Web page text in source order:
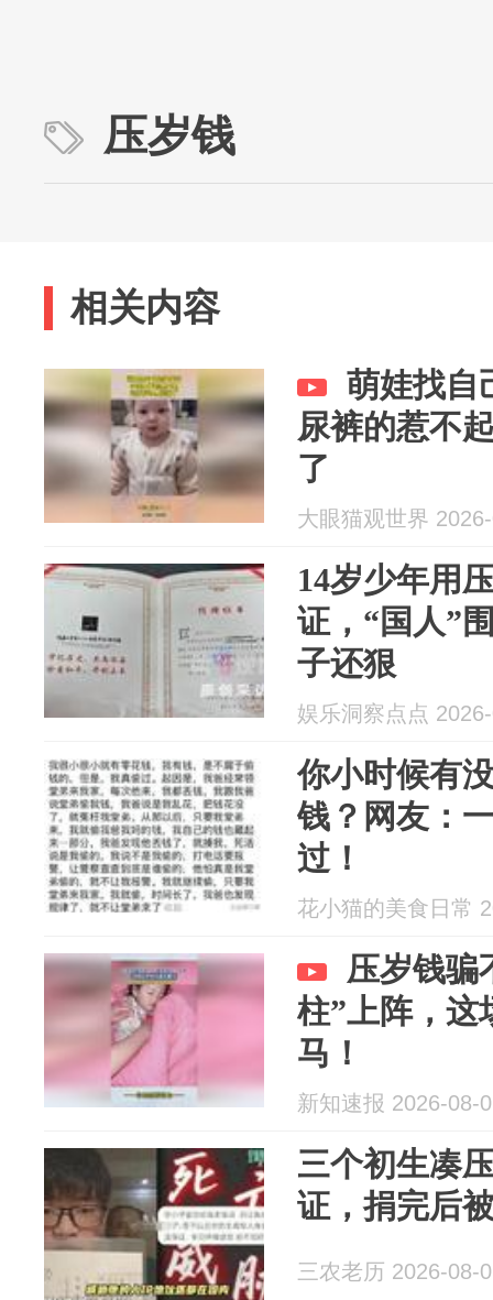
压岁钱
相关内容
萌娃找自
尿裤的惹不
了
大眼猫观世界
14岁少年用
证，“国人”
子还狠
娱乐洞察点点
你小时候有
钱？网友：
过！
花小猫的美食日常
压岁钱骗
柱”上阵，这
马！
新知速报 2026-08-
三个初生凑
证，捐完后
三农老历 2026-08-